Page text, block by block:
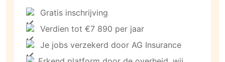
Gratis inschrijving
Verdien tot €7 890 per jaar
Je jobs verzekerd door AG Insurance